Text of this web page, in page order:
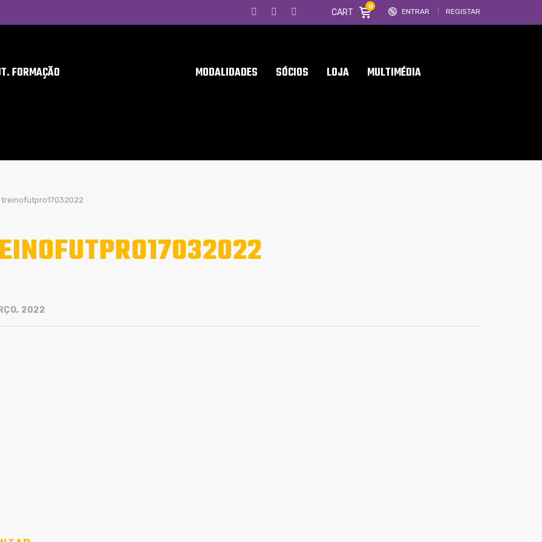
ENTRAR REGISTAR
CART
0
FORMAÇÃO MODALIDADES SÓCIOS LOJA MULTIMÉDIA
treinofutpro17032022
2022